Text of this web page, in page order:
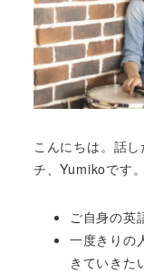
こんにちは。話
チ、Yumikoです。
ご自身の英
一度きりの
きていきた